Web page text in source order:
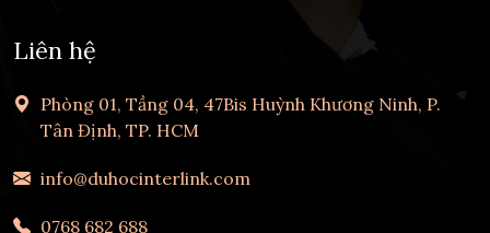
Liên hệ
Phòng 01, Tầng 04, 47Bis Huỳnh Khương Ninh, P.
Tân Định, TP. HCM
info@duhocinterlink.com
0768 682 688